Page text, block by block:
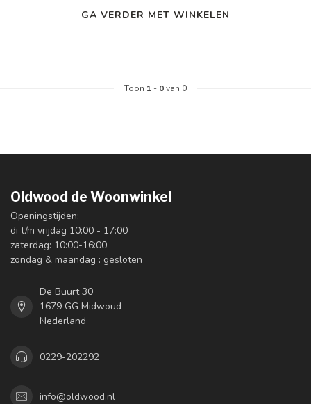
GA VERDER MET WINKELEN
Toon 1 - 0van 0
Oldwood de Woonwinkel
Openingstijden:
di t/m vrijdag 10:00 - 17:00
zaterdag: 10:00-16:00
zondag & maandag : gesloten
De Buurt 30
1679 GG Midwoud
Nederland
0229-202292
info@oldwood.nl